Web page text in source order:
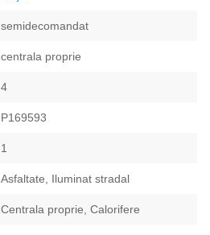
semidecomandat
centrala proprie
4
P169593
1
Asfaltate, Iluminat stradal
Centrala proprie, Calorifere